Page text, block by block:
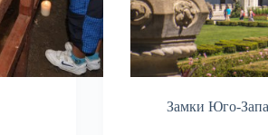
Замки Юго-